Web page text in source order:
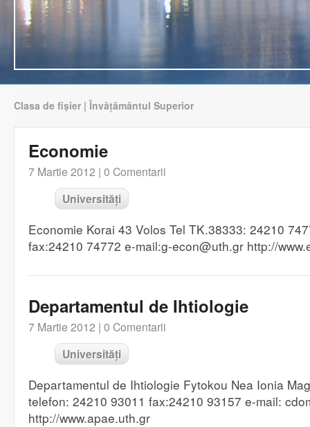
Clasa de fișier | Învățământul Superior
Economie
7 Martie 2012 | 0 Comentarii
Universități
Economie Korai 43 Volos Tel TK.38333: 24210
fax:24210 74772 e-mail:g-econ@uth.gr http://
Departamentul de Ihtiologie
7 Martie 2012 | 0 Comentarii
Universități
Departamentul de Ihtiologie Fytokou Nea Ionia
telefon: 24210 93011 fax:24210 93157 e-mail:
http://www.apae.uth.gr